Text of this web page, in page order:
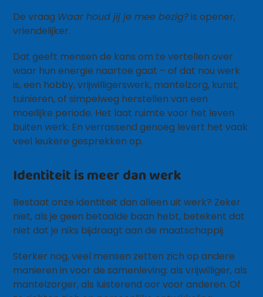
De vraag Waar houd jij je mee bezig?is opener,
vriendelijker.
Dat geeft mensen de kans om te vertellen over
waar hun energie naartoe gaat – of dat nou werk
is, een hobby, vrijwilligerswerk, mantelzorg, kunst,
tuinieren, of simpelweg herstellen van een
moeilijke periode. Het laat ruimte voor het leven
buiten werk. En verrassend genoeg levert het vaak
veel leukere gesprekken op.
Identiteit is meer dan werk
Bestaat onze identiteit dan alleen uit werk? Zeker
niet, als je geen betaalde baan hebt, betekent dat
niet dat je niks bijdraagt aan de maatschappij.
Sterker nog, veel mensen zetten zich op andere
manieren in voor de samenleving: als vrijwilliger, als
mantelzorger, als luisterend oor voor anderen. Of